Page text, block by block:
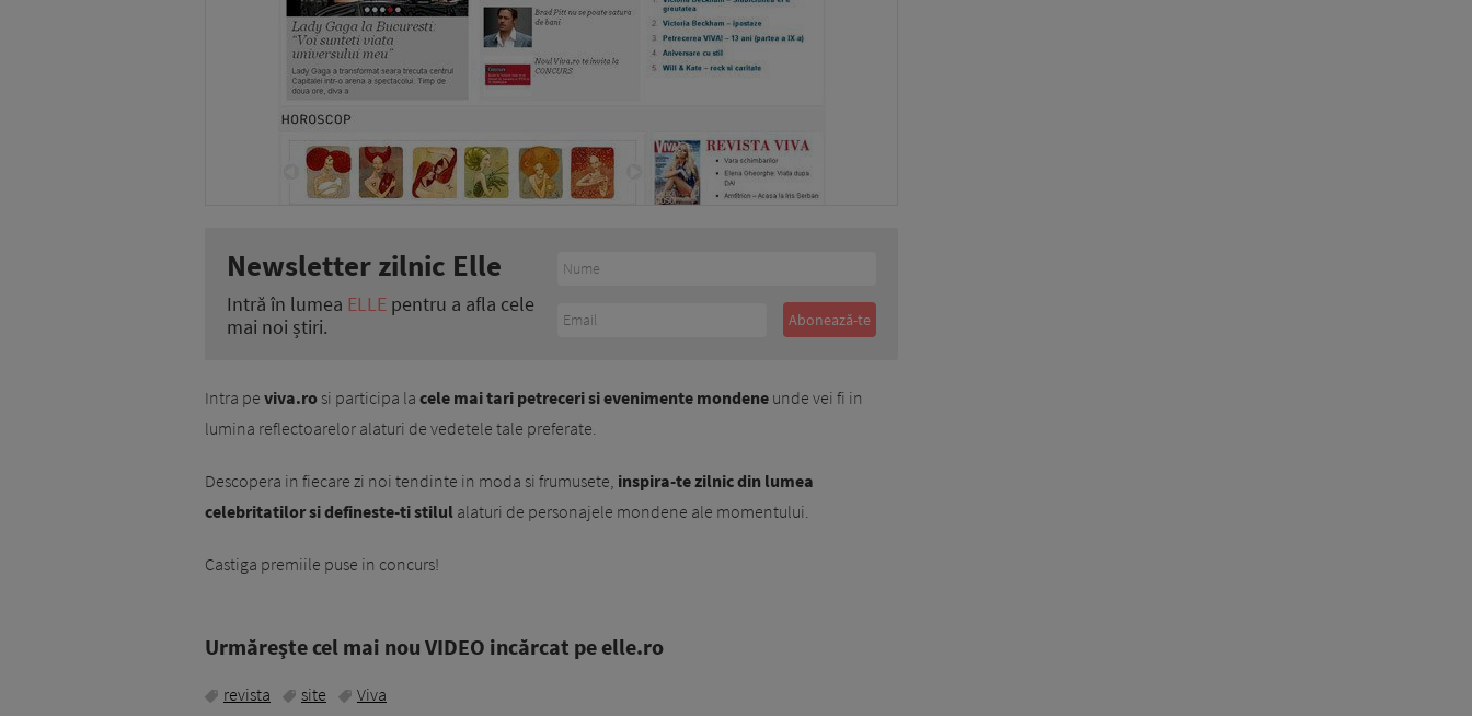
Newsletter zilnic Elle
Intră în lumea ELLE pentru a afla cele
mai noi știri.
Intra pe viva.rosi participa la cele mai tari petreceri si evenimente mondene unde vei fi in
lumina reflectoarelor alaturi de vedetele tale preferate.
Descopera in fiecare zi noi tendinte in moda si frumusete, inspira-te zilnic din lumea
celebritatilor si defineste-ti stilul alaturi de personajele mondene ale momentului.
Castiga premiile puse in concurs!
Urmăreşte cel mai nou VIDEO incărcat pe elle.ro
revista site Viva